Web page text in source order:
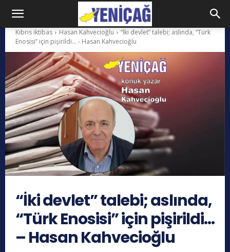
Kıbrıs iktibas Hasan Kahvecioğlu
“İki devlet” talebi; aslında, “Türk
Enosisi” için pişirildi… - Hasan Kahvecioğlu
“İki devlet” talebi; aslında,
“Türk Enosisi” için pişirildi…
– Hasan Kahvecioğlu